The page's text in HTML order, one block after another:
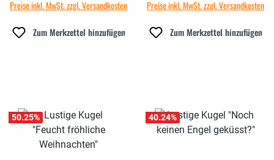
Preise inkl. MwSt. zzgl. Versandkosten
Zum Merkzettel hinzufügen
Preise inkl. MwSt. zzgl. Versandkosten
Zum Merkzettel hinzufügen
50.25% 40.24%